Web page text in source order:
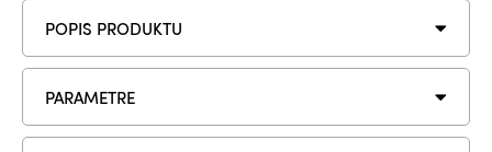
POPIS PRODUKTU
PARAMETRE